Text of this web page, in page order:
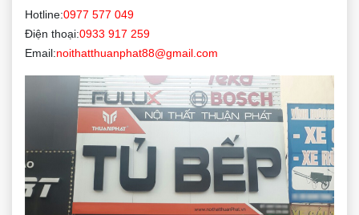
Hotline:0977 577 049
Điện thoại:0933 917 259
Email:noithatthuanphat88@gmail.com